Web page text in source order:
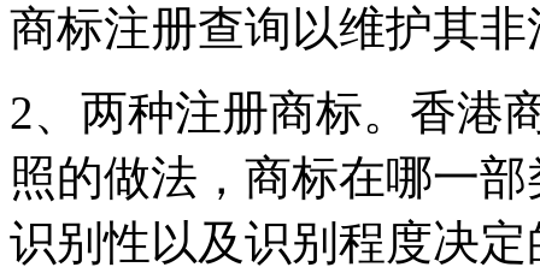
商标注册查询以维护其
2、两种注册商标。香港
照的做法，商标在哪一
识别性以及识别程度决